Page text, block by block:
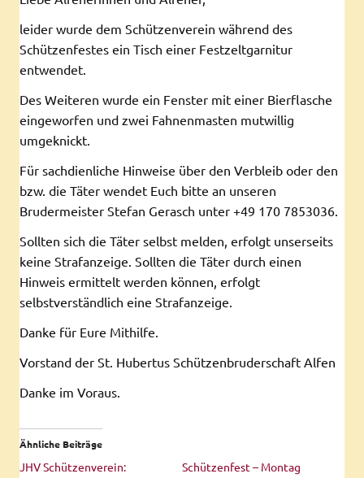
leider wurde dem Schützenverein während des
Schützenfestes ein Tisch einer Festzeltgarnitur
entwendet.
Des Weiteren wurde ein Fenster mit einer Bierflasche
eingeworfen und zwei Fahnenmasten mutwillig
umgeknickt.
Für sachdienliche Hinweise über den Verbleib oder den
bzw. die Täter wendet Euch bitte an unseren
Brudermeister Stefan Gerasch unter +49 170 7853036.
Sollten sich die Täter selbst melden, erfolgt unserseits
keine Strafanzeige. Sollten die Täter durch einen
Hinweis ermittelt werden können, erfolgt
selbstverständlich eine Strafanzeige.
Danke für Eure Mithilfe.
Vorstand der St. Hubertus Schützenbruderschaft Alfen
Danke im Voraus.
Ähnliche Beiträge
JHV Schützenverein:
Schützenfest – Montag